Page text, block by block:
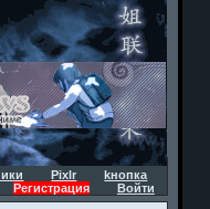
Pixlr
kнопка
Регистрация Войти